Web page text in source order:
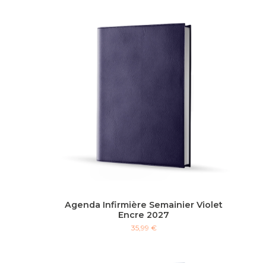
Agenda Infirmière Semainier Violet
Encre 2027
35,99 €